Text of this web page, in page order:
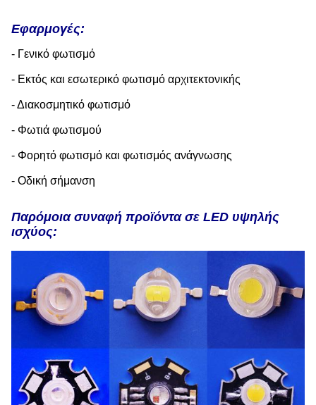
Εφαρμογές:
- Γενικό φωτισμό
- Εκτός και εσωτερικό φωτισμό αρχιτεκτονικής
- Διακοσμητικό φωτισμό
- Φωτιά φωτισμού
- Φορητό φωτισμό και φωτισμός ανάγνωσης
- Οδική σήμανση
Παρόμοια συναφή προϊόντα σε LED υψηλής
ισχύος: